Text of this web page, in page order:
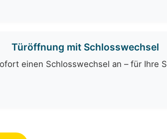
Türöffnung mit Schlosswechsel
einen Schlosswechsel an – für Ihre